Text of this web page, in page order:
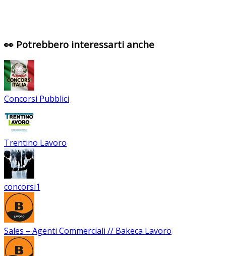
👀 Potrebbero interessarti anche
Concorsi Pubblici
Trentino Lavoro
concorsi1
Sales – Agenti Commerciali // Bakeca Lavoro